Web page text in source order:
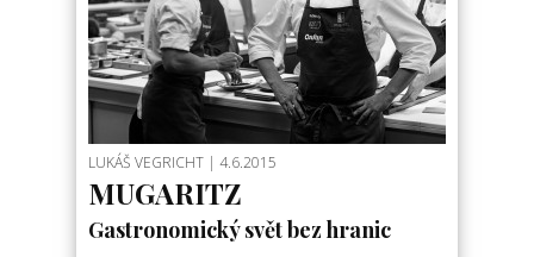
LUKÁŠ VEGRICHT | 4.6.2015
MUGARITZ
Gastronomický svět bez hranic